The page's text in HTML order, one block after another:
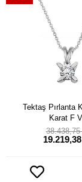
Tektaş Pırlanta
Karat F
38.438,75